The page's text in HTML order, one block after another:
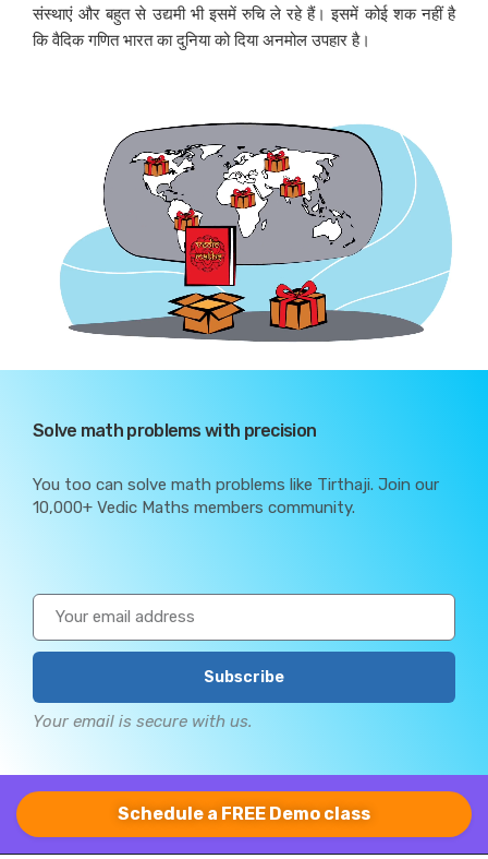
संस्थाएं और बहुत से उद्यमी भी इसमें रुचि ले रहे हैं। इसमें कोई शक नहीं है
कि वैदिक गणित भारत का दुनिया को दिया अनमोल उपहार है।
Solve math problems with precision
You too can solve math problems like Tirthaji. Join our
10,000+ Vedic Maths members community.
Subscribe
Your email is secure with us.
Schedule a FREE Demo class